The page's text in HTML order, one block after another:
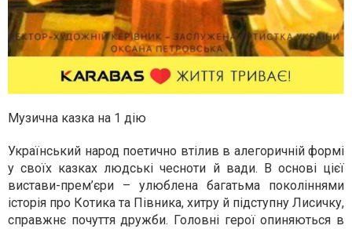
Музична казка на 1 дію
Український народ поетично втілив в алегоричній формі
у своїх казках людські чесноти й вади. В основі цієї
вистави-прем’єри – улюблена багатьма поколіннями
історія про Котика та Півника, хитру й підступну Лисичку,
справжнє почуття дружби. Головні герої опиняються в